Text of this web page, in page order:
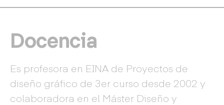
Docencia
Es profesora en EINA de Proyectos de
diseño gráfico de 3er curso desde 2002 y
colaboradora en el Máster Diseño y